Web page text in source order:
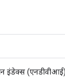
इंडेक्स